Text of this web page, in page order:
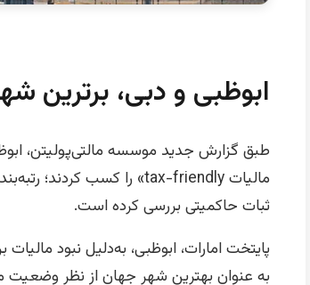
ابوظبی و دبی، برترین
طبق گزارش جدید موسسه مالتی‌پولیتن،
ثبات حاکمیتی بررسی کرده است.
پایتخت امارات، ابوظبی، به‌دلیل نبود
به عنوان بهترین شهر جهان از نظر وضعیت